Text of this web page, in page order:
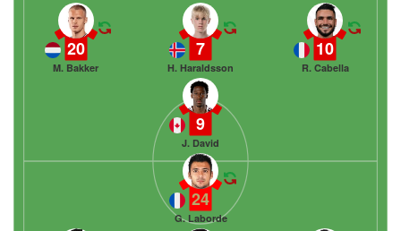
10
R. Cabella
7
H. Haraldsson
20
M. Bakker
9
J. David
24
G. Laborde